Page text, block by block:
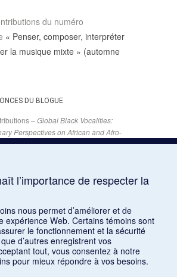
du numéro
« Penser, composer, interpréter
la musique mixte » (automne
DU BLOGUE
–Global Black Vocalities:
Perspectives on African and Afro-
Cultures– 15 décembre
– « Expressions sonores de
transformations technologiques
européen, des années 1970 à la
» – 30 septembre 2026
– « Les rencontres de
médiévalle » – 30 juin 2026
l’importance de respecter la
nous permet d’améliorer et de
expérience Web. Certains témoins sont
le fonctionnement et la sécurité
d’autres enregistrent vos
tout, vous consentez à notre
pour mieux répondre à vos besoins.